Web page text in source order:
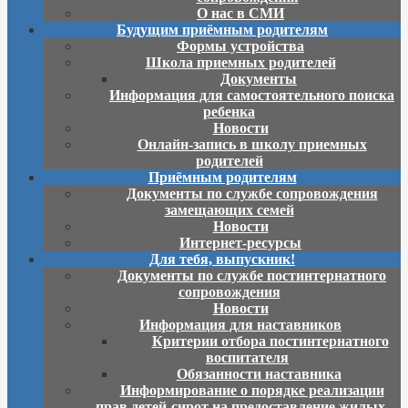
О нас в СМИ
Будущим приёмным родителям
Формы устройства
Школа приемных родителей
Документы
Информация для самостоятельного поиска
ребенка
Новости
Онлайн-запись в школу приемных
родителей
Приёмным родителям
Документы по службе сопровождения
замещающих семей
Новости
Интернет-ресурсы
Для тебя, выпускник!
Документы по службе постинтернатного
сопровождения
Новости
Информация для наставников
Критерии отбора постинтернатного
воспитателя
Обязанности наставника
Информирование о порядке реализации